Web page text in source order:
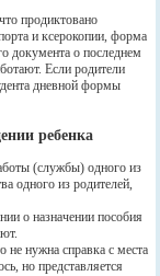
продиктовано
и ксерокопии, форма
документа о последнем
Если родители
дневной формы
ребенка
(службы) одного из
одного из родителей,
о назначении пособия
не нужна справка с места
но представляется